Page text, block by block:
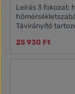
Leírás 3 fokozat: hűvös/meleg/ forró levegő Beállítható
Távirányító tartozék Oszcilláció funkció
25 930 Ft